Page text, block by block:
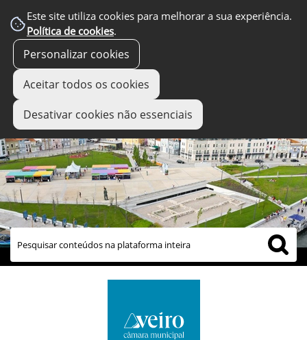
Este site utiliza cookies para melhorar a sua experiência.
Política de cookies.
Personalizar cookies
Aceitar todos os cookies
Desativar cookies não essenciais
links úteis